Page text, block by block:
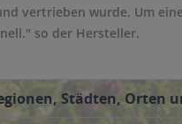
vertrieben wurde. Um
so der Hersteller.
Städten, Orten